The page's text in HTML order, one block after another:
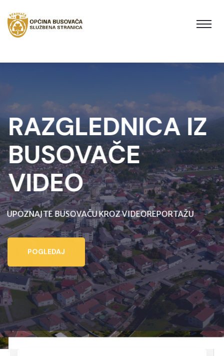
RAZGLEDNICA IZ
BUSOVAČE
VIDEO
UPOZNAJTE BUSOVAČU KROZ VIDEOREPORTAŽU
POGLEDAJ